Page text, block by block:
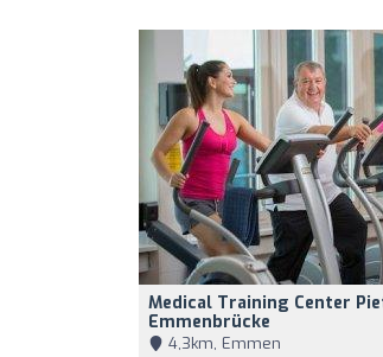
Medical Training Center
Emmenbrücke
4,3km, Emmen